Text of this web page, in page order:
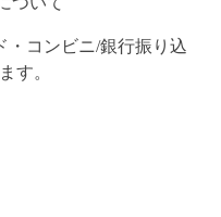
・コンビニ/銀行振り込
す。